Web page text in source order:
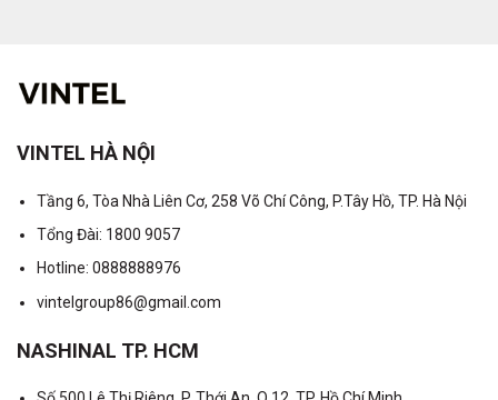
VINTEL HÀ NỘI
Tầng 6, Tòa Nhà Liên Cơ, 258 Võ Chí Công, P.Tây Hồ, TP. Hà Nội
Tổng Đài: 1800 9057
Hotline: 0888888976
vintelgroup86@gmail.com
NASHINAL TP. HCM